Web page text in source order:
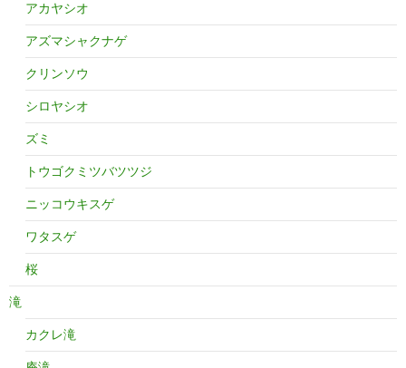
アカヤシオ
アズマシャクナゲ
クリンソウ
シロヤシオ
ズミ
トウゴクミツバツツジ
ニッコウキスゲ
ワタスゲ
桜
滝
カクレ滝